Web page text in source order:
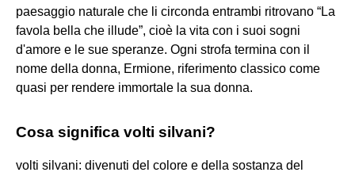
paesaggio naturale che li circonda entrambi ritrovano “La
favola bella che illude”, cioè la vita con i suoi sogni
d'amore e le sue speranze. Ogni strofa termina con il
nome della donna, Ermione, riferimento classico come
quasi per rendere immortale la sua donna.
Cosa significa volti silvani?
volti silvani: divenuti del colore e della sostanza del